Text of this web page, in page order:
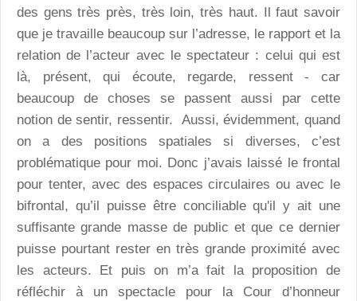
des gens très près, très loin, très haut. Il faut savoir
que je travaille beaucoup sur l’adresse, le rapport et la
relation de l’acteur avec le spectateur : celui qui est
là, présent, qui écoute, regarde, ressent - car
beaucoup de choses se passent aussi par cette
notion de sentir, ressentir. Aussi, évidemment, quand
on a des positions spatiales si diverses, c’est
problématique pour moi. Donc j’avais laissé le frontal
pour tenter, avec des espaces circulaires ou avec le
bifrontal, qu’il puisse être conciliable qu'il y ait une
suffisante grande masse de public et que ce dernier
puisse pourtant rester en très grande proximité avec
les acteurs. Et puis on m’a fait la proposition de
réfléchir à un spectacle pour la Cour d’honneur